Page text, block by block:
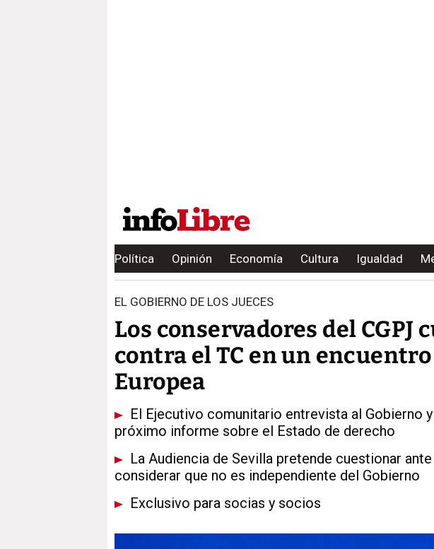
Política Opinión Economía Cultura Igualdad
EL GOBIERNO DE LOS JUECES
Los conservadores del CGPJ
contra el TC en un
Europea
El Ejecutivo comunitario entrevista al Gobierno
próximo informe sobre el Estado de derecho
La Audiencia de Sevilla pretende cuestionar
considerar que no es independiente del Gobierno
Exclusivo para socias y socios